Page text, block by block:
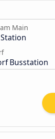
Main
Busstation